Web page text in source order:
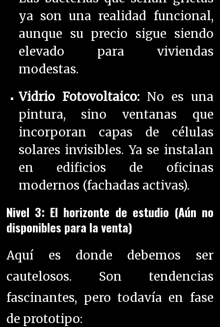
ya son una realidad funcional,
aunque su precio sigue siendo
elevado para viviendas
modestas.
Vidrio Fotovoltaico:No es una
pintura, sino ventanas que
incorporan capas de células
solares invisibles. Ya se instalan
en edificios de oficinas
modernos (fachadas activas).
Nivel 3: El horizonte de estudio (Aún no
disponibles para la venta)
Aquí es donde debemos ser
cautelosos. Son tendencias
fascinantes, pero todavía en fase
de prototipo: